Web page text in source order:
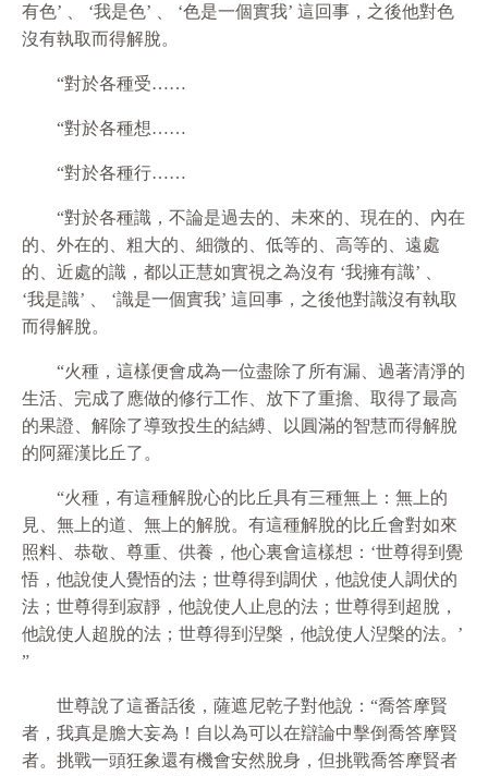
有色’ 、 ‘我是色’ 、 ‘色是一個實我’ 這回事，之後他對色
沒有執取而得解脫。
“對於各種受……
“對於各種想……
“對於各種行……
“對於各種識，不論是過去的、未來的、現在的、內在
的、外在的、粗大的、細微的、低等的、高等的、遠處
的、近處的識，都以正慧如實視之為沒有 ‘我擁有識’ 、
‘我是識’ 、 ‘識是一個實我’ 這回事，之後他對識沒有執取
而得解脫。
“火種，這樣便會成為一位盡除了所有漏、過著清淨的
生活、完成了應做的修行工作、放下了重擔、取得了最高
的果證、解除了導致投生的結縛、以圓滿的智慧而得解脫
的阿羅漢比丘了。
“火種，有這種解脫心的比丘具有三種無上：無上的
見、無上的道、無上的解脫。有這種解脫的比丘會對如來
照料、恭敬、尊重、供養，他心裏會這樣想：‘世尊得到覺
悟，他說使人覺悟的法；世尊得到調伏，他說使人調伏的
法；世尊得到寂靜，他說使人止息的法；世尊得到超脫，
他說使人超脫的法；世尊得到湼槃，他說使人湼槃的法。’
”
世尊說了這番話後，薩遮尼乾子對他說：“喬答摩賢
者，我真是膽大妄為！自以為可以在辯論中擊倒喬答摩賢
者。挑戰一頭狂象還有機會安然脫身，但挑戰喬答摩賢者